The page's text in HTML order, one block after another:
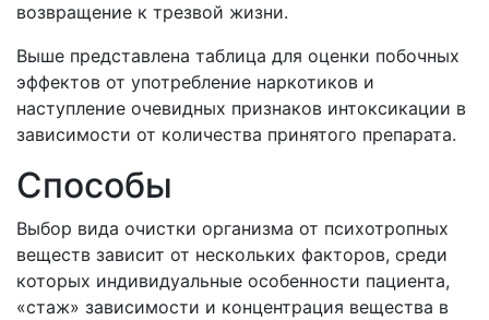
возвращение к трезвой жизни.
Выше представлена таблица для оценки побочных
эффектов от употребление наркотиков и
наступление очевидных признаков интоксикации в
зависимости от количества принятого препарата.
Способы
Выбор вида очистки организма от психотропных
веществ зависит от нескольких факторов, среди
которых индивидуальные особенности пациента,
«стаж» зависимости и концентрация вещества в